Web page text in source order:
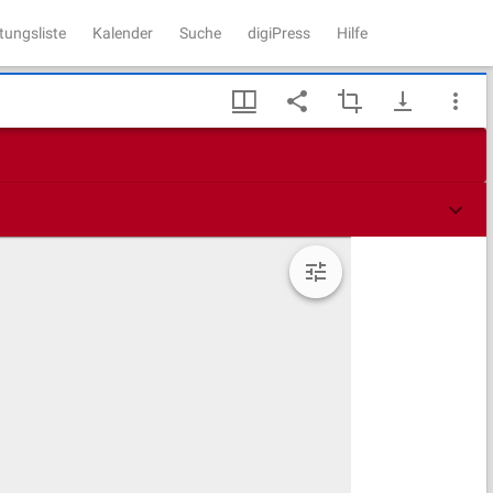
Kalender Suche digiPress Hilfe